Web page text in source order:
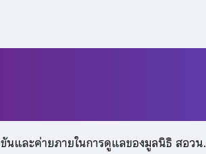
นและค่ายภายในการดูแลของมูลนิธิ สอวน.